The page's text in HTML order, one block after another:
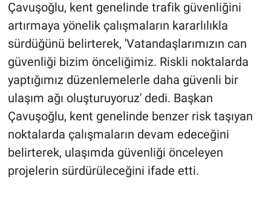
Çavuşoğlu, kent genelinde trafik güvenliğini
artırmaya yönelik çalışmaların kararlılıkla
sürdüğünü belirterek, 'Vatandaşlarımızın can
güvenliği bizim önceliğimiz. Riskli noktalarda
yaptığımız düzenlemelerle daha güvenli bir
ulaşım ağı oluşturuyoruz' dedi. Başkan
Çavuşoğlu, kent genelinde benzer risk taşıyan
noktalarda çalışmaların devam edeceğini
belirterek, ulaşımda güvenliği önceleyen
projelerin sürdürüleceğini ifade etti.